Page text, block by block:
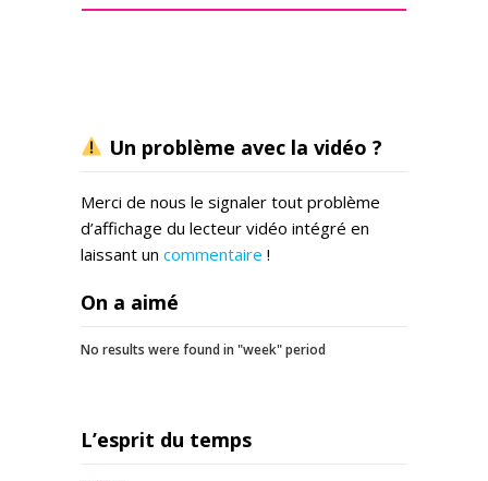
Un problème avec la vidéo ?
Merci de nous le signaler tout problème
d’affichage du lecteur vidéo intégré en
laissant un commentaire !
On a aimé
No results were found in "week" period
L’esprit du temps